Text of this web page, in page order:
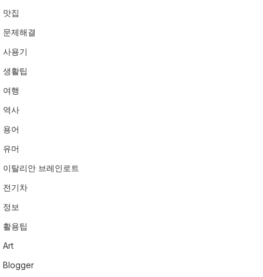
맛집
문제해결
사용기
생활팁
여행
역사
용어
유머
이탈리안 브레인로트
전기차
정보
활용팁
Art
Blogger